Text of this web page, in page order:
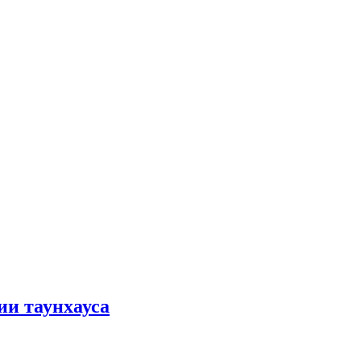
таунхауса